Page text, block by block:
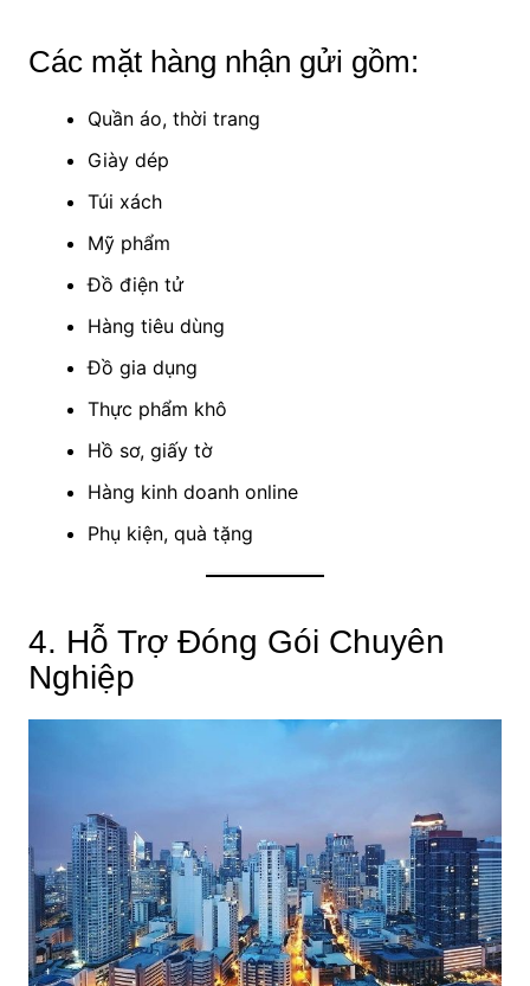
Các mặt hàng nhận gửi gồm:
Quần áo, thời trang
Giày dép
Túi xách
Mỹ phẩm
Đồ điện tử
Hàng tiêu dùng
Đồ gia dụng
Thực phẩm khô
Hồ sơ, giấy tờ
Hàng kinh doanh online
Phụ kiện, quà tặng
4. Hỗ Trợ Đóng Gói Chuyên
Nghiệp